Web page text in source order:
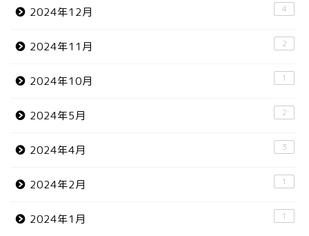
2024年12月 4
2024年11月 2
2024年10月 1
2024年5月 2
2024年4月 3
2024年2月 1
2024年1月 1